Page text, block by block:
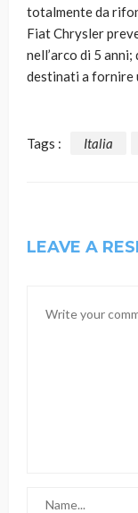
totalmente da
Fiat Chrysler
nell’arco di 5
destinati a fornire
Tags : Italia
LEAVE A